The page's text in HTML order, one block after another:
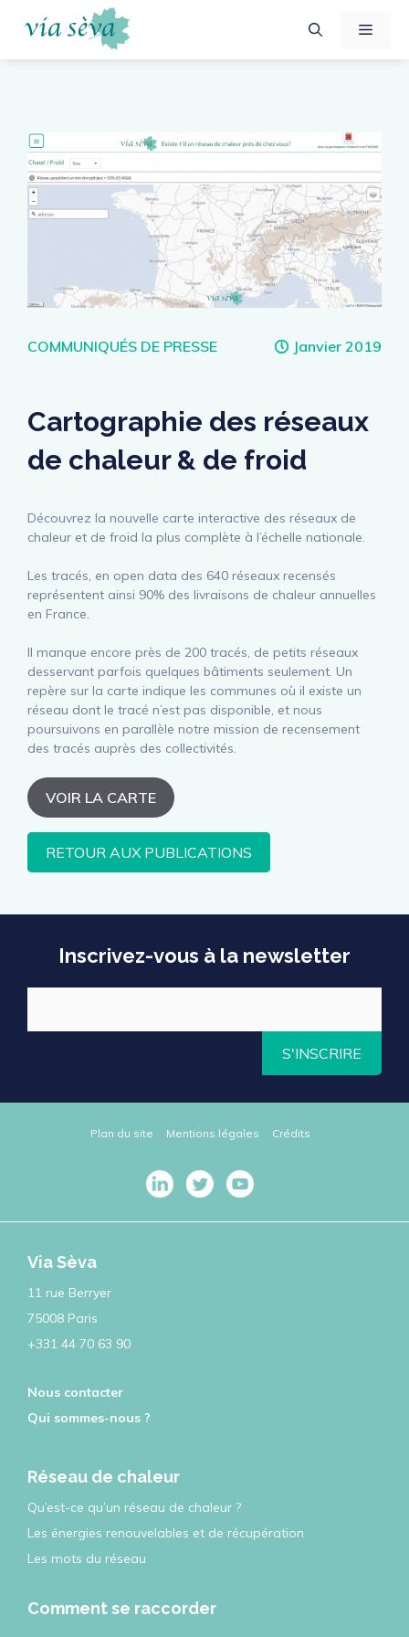
Menu
Catégories
COMMUNIQUÉS DE PRESSE Janvier 2019
Cartographie des réseaux
de chaleur & de froid
Découvrez la nouvelle carte interactive des réseaux de
chaleur et de froid la plus complète à l’échelle nationale.
Les tracés, en open data des 640 réseaux recensés
représentent ainsi 90% des livraisons de chaleur annuelles
en France.
Il manque encore près de 200 tracés, de petits réseaux
desservant parfois quelques bâtiments seulement. Un
repère sur la carte indique les communes où il existe un
réseau dont le tracé n’est pas disponible, et nous
poursuivons en parallèle notre mission de recensement
des tracés auprès des collectivités.
VOIR LA CARTE
RETOUR AUX PUBLICATIONS
Inscrivez-vous à la newsletter
S'INSCRIRE
Plan du site Mentions légales Crédits
Via Sèva
11 rue Berryer
75008 Paris
+331 44 70 63 90
Nous contacter
Qui sommes-nous ?
Réseau de chaleur
Qu’est-ce qu’un réseau de chaleur ?
Les énergies renouvelables et de récupération
Les mots du réseau
Comment se raccorder